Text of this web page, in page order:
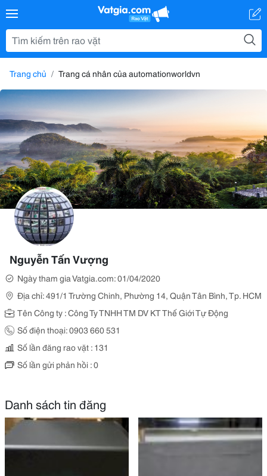
Trang chủ Trang cá nhân của automationworldvn
Nguyễn Tấn Vượng
Ngày tham gia Vatgia.com: 01/04/2020
Địa chỉ: 491/1 Trường Chinh, Phường 14, Quận Tân Bình, Tp. HCM
Tên Công ty : Công Ty TNHH TM DV KT Thế Giới Tự Động
Số điện thoại: 0903 660 531
Số lần đăng rao vặt : 131
Số lần gửi phản hồi : 0
Danh sách tin đăng